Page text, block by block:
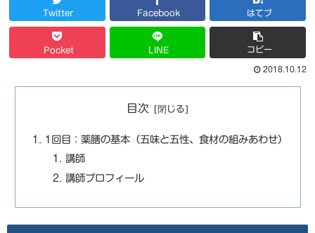
Twitter Facebook はてブ
Pocket LINE コピー
2018.10.12
目次
1回目：薬膳の基本（五味と五性、食材の組みあわせ）
講師
講師プロフィール